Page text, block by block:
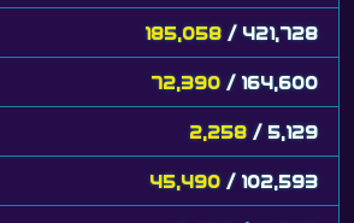
185,058 / 421,728
72,390 / 164,600
2,258 / 5,129
45,490 / 102,593